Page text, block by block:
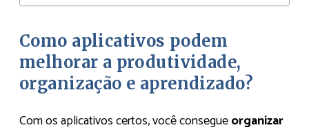
Como aplicativos podem
melhorar a produtividade,
organização e aprendizado?
Com os aplicativos certos, você consegueorganizar